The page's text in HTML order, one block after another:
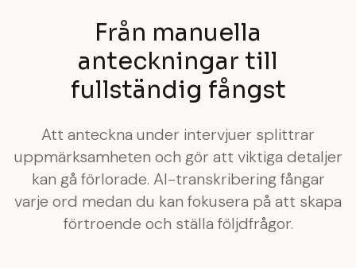
Från manuella
anteckningar till
fullständig fångst
Att anteckna under intervjuer splittrar
uppmärksamheten och gör att viktiga detaljer
kan gå förlorade. AI-transkribering fångar
varje ord medan du kan fokusera på att skapa
förtroende och ställa följdfrågor.